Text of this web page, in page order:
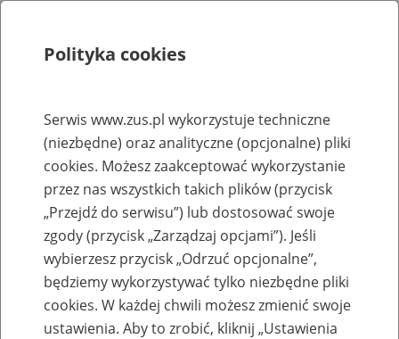
Rejestry, ewidencje i archiwa
Baza zlikwidowanych lub
przekształconych zakładów pracy
Nazwa zakładu pracy:
Polityka cookies
Serwis www.zus.pl wykorzystuje techniczne
(niezbędne) oraz analityczne (opcjonalne) pliki
cookies. Możesz zaakceptować wykorzystanie
przez nas wszystkich takich plików (przycisk
„Przejdź do serwisu”) lub dostosować swoje
zgody (przycisk „Zarządzaj opcjami”). Jeśli
wybierzesz przycisk „Odrzuć opcjonalne”,
będziemy wykorzystywać tylko niezbędne pliki
cookies. W każdej chwili możesz zmienić swoje
ustawienia. Aby to zrobić, kliknij „Ustawienia